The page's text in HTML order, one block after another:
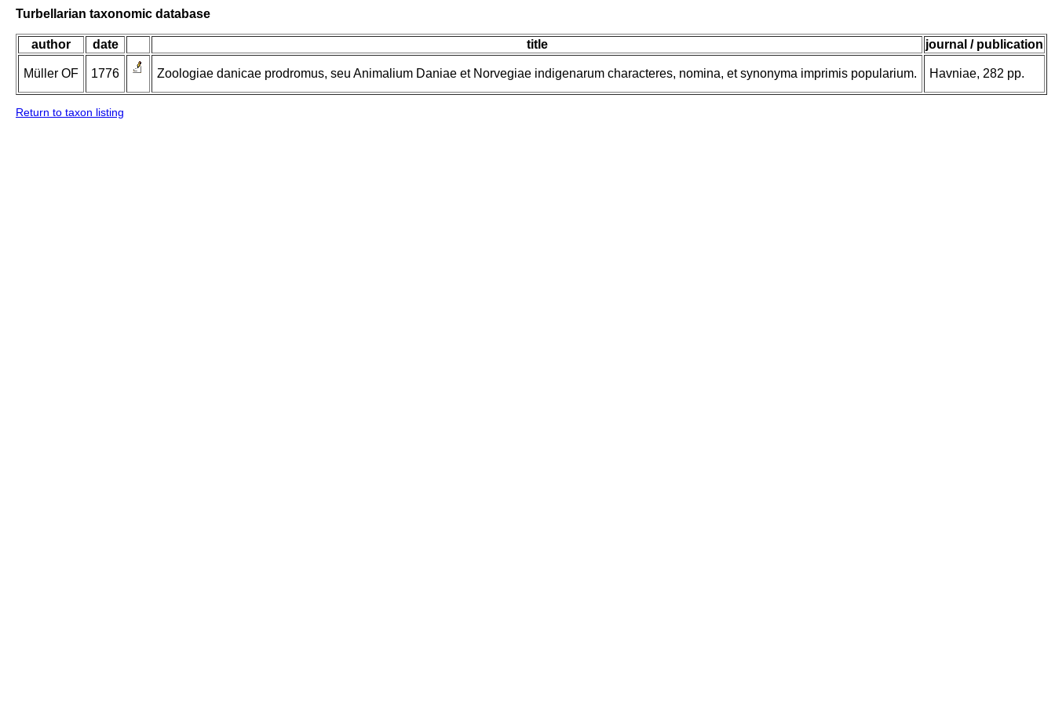
Turbellarian taxonomic database
author date title journal / publication
Müller OF 1776 Zoologiae danicae prodromus, seu Animalium Daniae et Norvegiae indigenarum characteres, nomina, et synonyma imprimis popularium. Havniae, 282 pp.
Return to taxon listing